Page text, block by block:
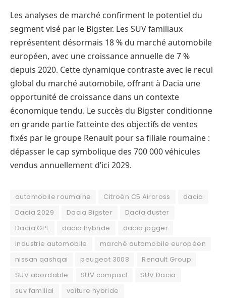
Les analyses de marché confirment le potentiel du
segment visé par le Bigster. Les SUV familiaux
représentent désormais 18 % du marché automobile
européen, avec une croissance annuelle de 7 %
depuis 2020. Cette dynamique contraste avec le recul
global du marché automobile, offrant à Dacia une
opportunité de croissance dans un contexte
économique tendu. Le succès du Bigster conditionne
en grande partie l’atteinte des objectifs de ventes
fixés par le groupe Renault pour sa filiale roumaine :
dépasser le cap symbolique des 700 000 véhicules
vendus annuellement d’ici 2029.
automobile roumaine Citroën C5 Aircross
dacia
Dacia 2029
Dacia Bigster
Dacia duster
Dacia GPL
dacia hybride
dacia jogger
industrie automobile
marché automobile européen
nissan qashqai
peugeot 3008
Renault Group
SUV abordable
SUV compact
SUV Dacia
suv familial
voiture hybride